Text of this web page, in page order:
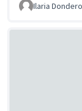
Ilaria Dondero